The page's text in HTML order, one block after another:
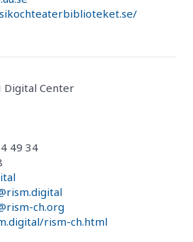
Digital Center
49 34
ch.org
rism-ch.html